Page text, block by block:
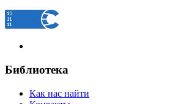
Библиотека
Как нас найти